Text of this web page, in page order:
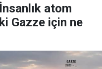
atom
Gazze için ne